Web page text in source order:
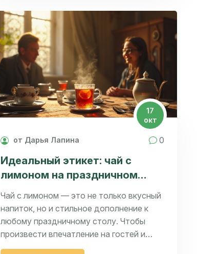
даются практические советы по
изменению привычек питания. Узнайте,
как справиться с зависимостью от
сладкого и наладить здоровый рацион у
ваших детей.
17
окт
от Дарья Лапина 0
Идеальный этикет: чай с
лимоном на праздничном
столе
Чай с лимоном — это не только вкусный
напиток, но и стильное дополнение к
любому праздничному столу. Чтобы
произвести впечатление на гостей и
соблюсти все правила этикета,